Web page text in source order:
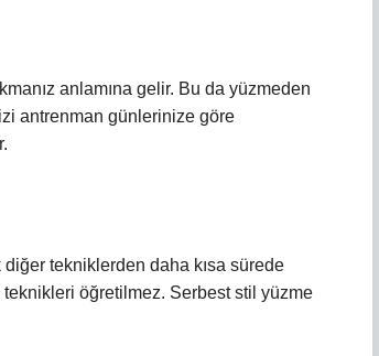
anlamına gelir. Bu da yüzmeden
antrenman günlerinize göre
tekniklerden daha kısa sürede
öğretilmez. Serbest stil yüzme